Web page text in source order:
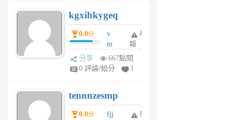
6
個
月
前
kgxihkygeq
0.0分
v
m
sg
sr
6
個
月
舉
報
分享
667點閱
0 評論/給分
1
tennnzesmp
0.0分
fjj
舉